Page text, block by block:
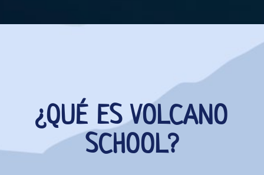
¿QUÉ ES VOLCANO
SCHOOL?